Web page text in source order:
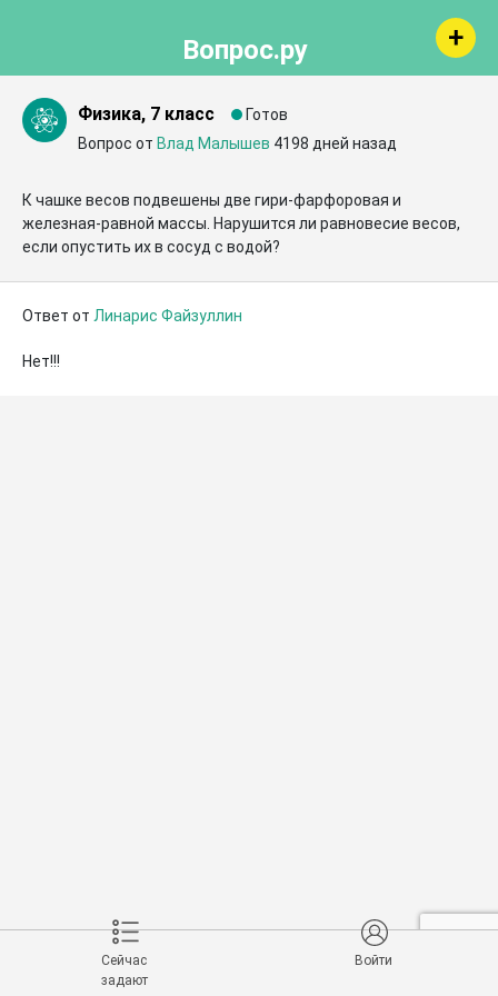
Вопрос.ру
Физика, 7 класс
Готов
Вопрос от Влад Малышев 4198 дней назад
К чашке весов подвешены две гири-фарфоровая и
железная-равной массы. Нарушится ли равновесие весов,
если опустить их в сосуд с водой?
Ответ от Линарис Файзуллин
Нет!!!
Сейчас
задают
Войти